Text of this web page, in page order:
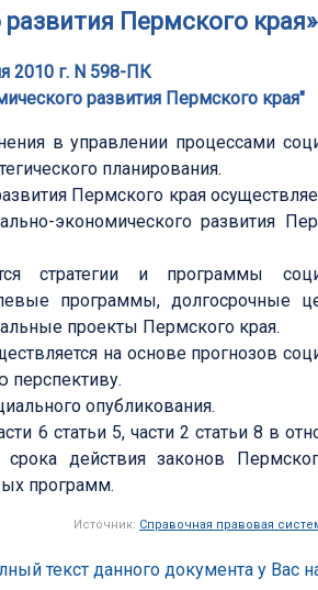
Пермского края»
2010 г. N 598-ПК
развития Пермского края"
в управлении процессами
планирования.
Пермского края
экономического развития
стратегии и программы
программы, долгосрочные
проекты Пермского края.
на основе прогнозов
перспективу.
опубликования.
6 статьи 5, части 2 статьи 8 в
действия законов
программ.
Источник: Справочная правовая